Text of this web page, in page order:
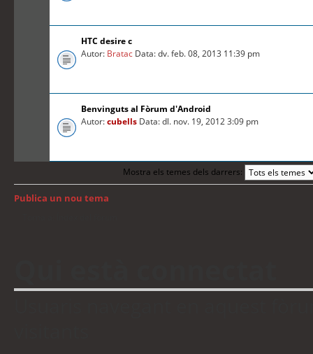
HTC desire c
Autor: Bratac Data: dv. feb. 08, 2013 11:39 pm
Benvinguts al Fòrum d'Android
Autor:cubells Data: dl. nov. 19, 2012 3:09 pm
Mostra els temes dels darrers:
Publica un nou tema